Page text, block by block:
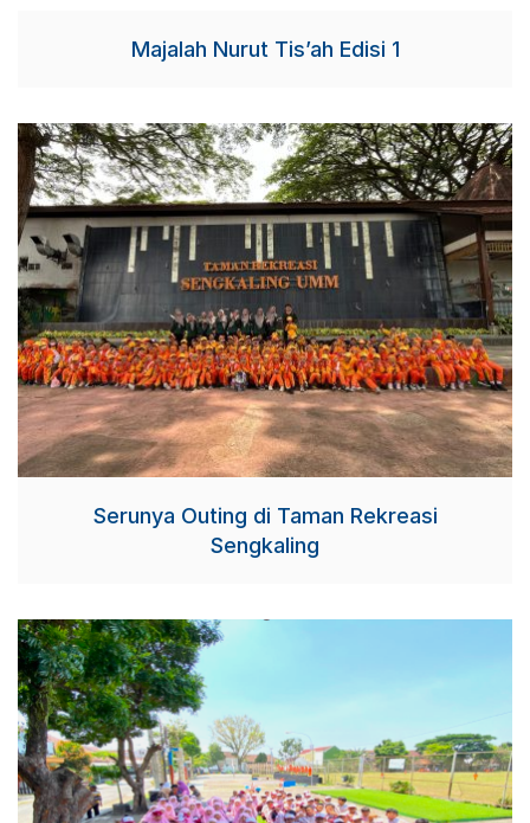
Majalah Nurut Tis’ah Edisi 1
Serunya Outing di Taman Rekreasi
Sengkaling